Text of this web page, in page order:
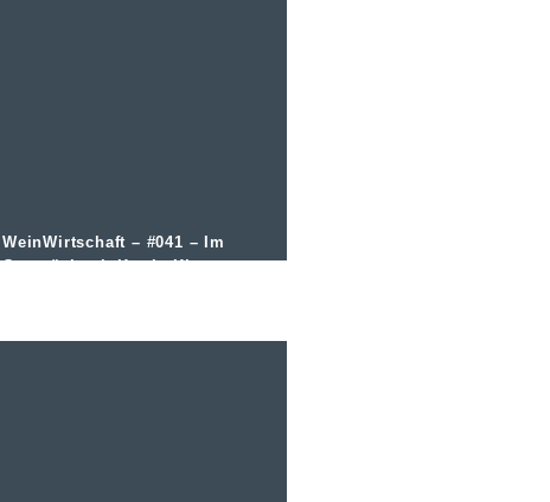
WeinWirtschaft – #041 – Im
Gespräch mit Katrin Kinne von